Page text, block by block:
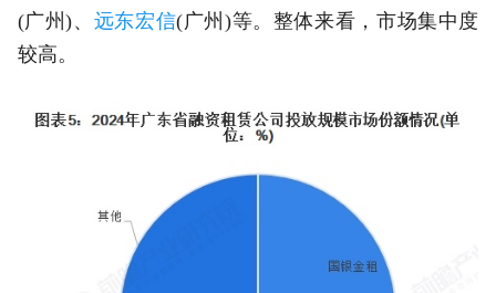
(广州)、 远东宏信(广州)等。整体来看，市场集中度
较高。